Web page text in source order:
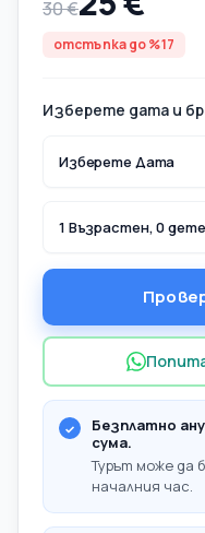
30 €
отстъпка до %17
Изберете дата и
Изберете Дата
1 Възрастен, 0 дете
Безплатно
сума.
Турът може да
началния час.